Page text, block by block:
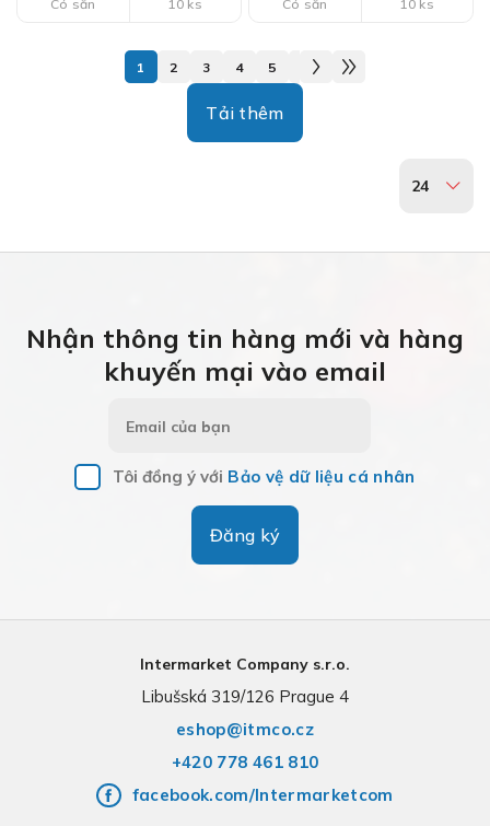
Có sẵn 10 ks Có sẵn 10 ks
Tải thêm
1 2 3 4 5
24
Nhận thông tin hàng mới và hàng
khuyến mại vào email
Tôi đồng ý với Bảo vệ dữ liệu cá nhân
Đăng ký
Intermarket Company s.r.o.
Libušská 319/126 Prague 4
eshop@itmco.cz
+420 778 461 810
facebook.com/Intermarketcom